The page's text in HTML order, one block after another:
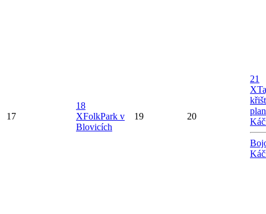
17
18
XFolkPark v
Blovicích
19 20
21
X